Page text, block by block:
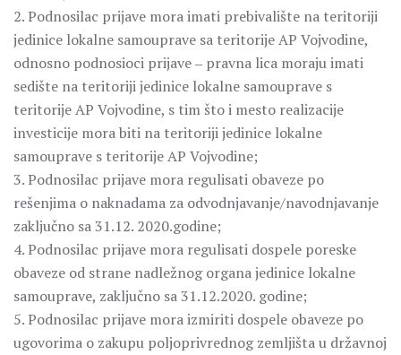
2. Podnosilac prijave mora imati prebivalište na teritoriji
jedinice lokalne samouprave sa teritorije AP Vojvodine,
odnosno podnosioci prijave ‒ pravna lica moraju imati
sedište na teritoriji jedinice lokalne samouprave s
teritorije AP Vojvodine, s tim što i mesto realizacije
investicije mora biti na teritoriji jedinice lokalne
samouprave s teritorije AP Vojvodine;
3. Podnosilac prijave mora regulisati obaveze po
rešenjima o naknadama za odvodnjavanje/navodnjavanje
zaključno sa 31.12. 2020.godine;
4. Podnosilac prijave mora regulisati dospele poreske
obaveze od strane nadležnog organa jedinice lokalne
samouprave, zaključno sa 31.12.2020. godine;
5. Podnosilac prijave mora izmiriti dospele obaveze po
ugovorima o zakupu poljoprivrednog zemljišta u državnoj